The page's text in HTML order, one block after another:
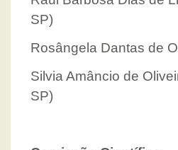
SP)
Rosângela Dantas de
Silvia Amâncio de
SP)